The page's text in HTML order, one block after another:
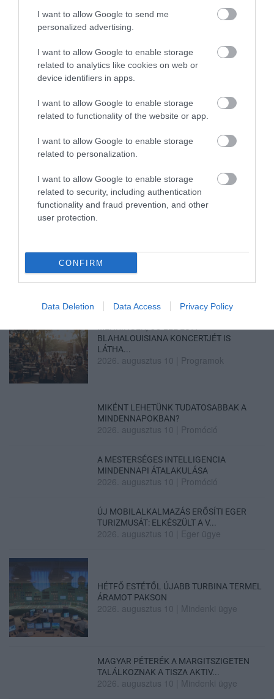
I want to allow Google to send me
personalized advertising.
I want to allow Google to enable storage
related to analytics like cookies on web or
device identifiers in apps.
I want to allow Google to enable storage
related to functionality of the website or app.
I want to allow Google to enable storage
related to personalization.
I want to allow Google to enable storage
related to security, including authentication
functionality and fraud prevention, and other
user protection.
CONFIRM
Data Deletion Data Access Privacy Policy
2026. augusztus 10 Mindenki ügye
KÖZELEDIK A VÉGE, UTOLSÓ
MUNKÁLATOKBA KEZDŐD A VÍZMŰ A 25...
2026. augusztus 10
CSILLAGFÉNY MOZI & PIKNIK:
BOROZÁSSAL, SZABADTÉRI MOZIVAL...
2026. augusztus 10
2026. augusztus 10
BLAHALOUISIANA KONCERTJÉT IS
LÁTHA...
2026. augusztus 10 Programok
MIKÉNT LEHETÜNK TUDATOSABBAK A
MINDENNAPOKBAN?
2026. augusztus 10 Promóció
A MESTERSÉGES INTELLIGENCIA
MINDENNAPI ÁTALAKULÁSA
2026. augusztus 10 Promóció
ÚJ MOBILALKALMAZÁS ERŐSÍTI EGER
TURIZMUSÁT: ELKÉSZÜLT A V...
2026. augusztus 10 Eger ügye
HÉTFŐ ESTÉTŐL ÚJABB TURBINA TERMEL
ÁRAMOT PAKSON
2026. augusztus 10 Mindenki ügye
MAGYAR PÉTERÉK A MARGITSZIGETEN
TALÁLKOZNAK A TISZA AKTIV...
2026. augusztus 10 Mindenki ügye